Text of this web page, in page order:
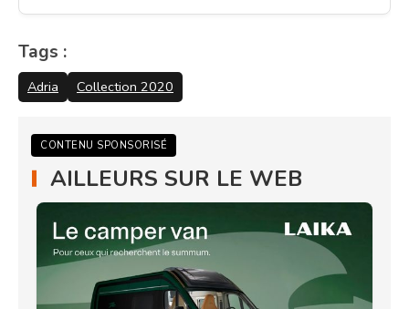
Tags :
Adria Collection 2020
CONTENU SPONSORISÉ
AILLEURS SUR LE WEB